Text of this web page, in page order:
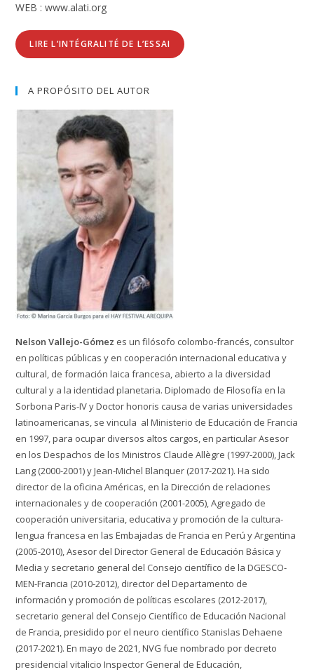
WEB : www.alati.org
LIRE L’INTÉGRALITÉ DE L’ESSAI
A PROPÓSITO DEL AUTOR
Nelson Vallejo-Gómez es un filósofo colombo-francés, consultor
en políticas públicas y en cooperación internacional educativa y
cultural, de formación laica francesa, abierto a la diversidad
cultural y a la identidad planetaria. Diplomado de Filosofía en la
Sorbona Paris-IV y Doctor honoris causa de varias universidades
latinoamericanas, se vincula al Ministerio de Educación de Francia
en 1997, para ocupar diversos altos cargos, en particular Asesor
en los Despachos de los Ministros Claude Allègre (1997-2000), Jack
Lang (2000-2001) y Jean-Michel Blanquer (2017-2021). Ha sido
director de la oficina Américas, en la Dirección de relaciones
internacionales y de cooperación (2001-2005), Agregado de
cooperación universitaria, educativa y promoción de la cultura-
lengua francesa en las Embajadas de Francia en Perú y Argentina
(2005-2010), Asesor del Director General de Educación Básica y
Media y secretario general del Consejo científico de la DGESCO-
MEN-Francia (2010-2012), director del Departamento de
información y promoción de políticas escolares (2012-2017),
secretario general del Consejo Científico de Educación Nacional
de Francia, presidido por el neuro científico Stanislas Dehaene
(2017-2021). En mayo de 2021, NVG fue nombrado por decreto
presidencial vitalicio Inspector General de Educación,